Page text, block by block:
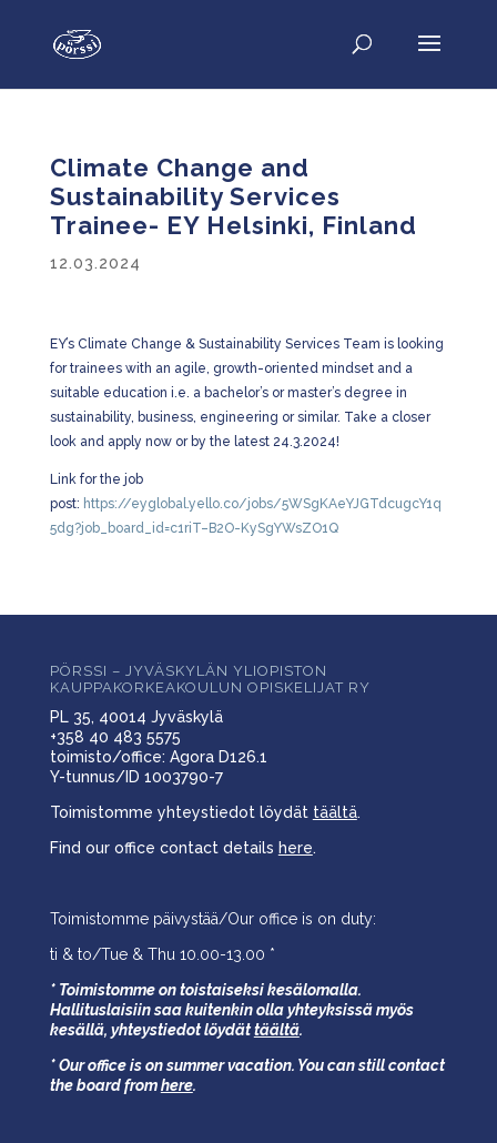
Climate Change and
Sustainability Services
Trainee- EY Helsinki, Finland
12.03.2024
EY’s Climate Change & Sustainability Services Team is looking
for trainees with an agile, growth-oriented mindset and a
suitable education i.e. a bachelor’s or master’s degree in
sustainability, business, engineering or similar. Take a closer
look and apply now or by the latest 24.3.2024!
Link for the job
post: https://eyglobal.yello.co/jobs/5WSgKAeYJGTdcugcY1q
5dg?job_board_id=c1riT–B2O-KySgYWsZO1Q
PÖRSSI – JYVÄSKYLÄN YLIOPISTON
KAUPPAKORKEAKOULUN OPISKELIJAT RY
PL 35, 40014 Jyväskylä
+358 40 483 5575
toimisto/office: Agora D126.1
Y-tunnus/ID 1003790-7
Toimistomme yhteystiedot löydät täältä.
Find our office contact details here.
Toimistomme päivystää/Our office is on duty:
ti & to/Tue & Thu 10.00-13.00 *
* Toimistomme on toistaiseksi kesälomalla.
Hallituslaisiin saa kuitenkin olla yhteyksissä myös
kesällä, yhteystiedot löydättäältä.
* Our office is on summer vacation. You can still contact
the board fromhere.